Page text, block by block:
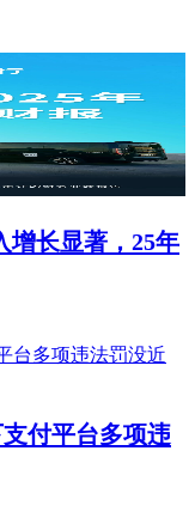
增长显著，25年
付平台多项违